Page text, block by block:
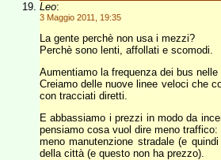
Leo:
3 Maggio 2011, 19:35
La gente perchè non usa i mezzi?
Perchè sono lenti, affollati e scomodi.
Aumentiamo la frequenza dei bus
Creiamo delle nuove linee veloci che
con tracciati diretti.
E abbassiamo i prezzi in modo da
pensiamo cosa vuol dire meno
meno manutenzione stradale (e
della città (e questo non ha prezzo).